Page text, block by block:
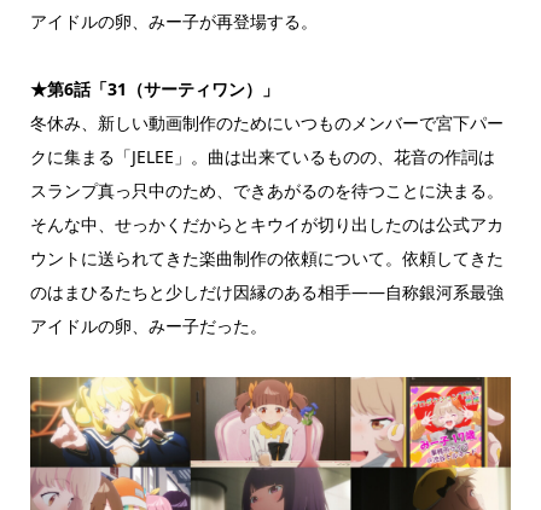
アイドルの卵、みー子が再登場する。
★第6話「31（サーティワン）
」
冬休み、新しい動画制作のためにいつものメンバーで宮下パー
クに集まる「JELEE」。曲は出来ているものの、花音の作詞は
スランプ真っ只中のため、できあがるのを待つことに決まる。
そんな中、せっかくだからとキウイが切り出したのは公式アカ
ウントに送られてきた楽曲制作の依頼について。依頼してきた
のはまひるたちと少しだけ因縁のある相手——自称銀河系最強
アイドルの卵、みー子だった。